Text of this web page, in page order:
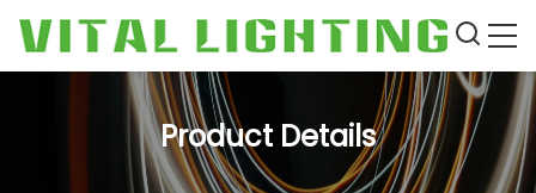
Product Details